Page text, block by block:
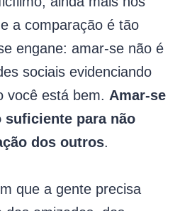
a comparação é tão
engane: amar-se não é
sociais evidenciando
você está bem. Amar-se
para não
dos outros.
que a gente precisa